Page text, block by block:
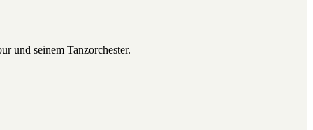
und seinem Tanzorchester.